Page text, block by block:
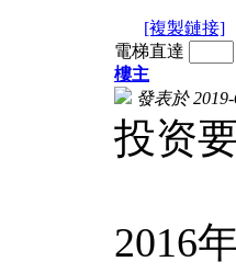
[複製鏈接]
電梯直達
樓主
發表於
投资
2016